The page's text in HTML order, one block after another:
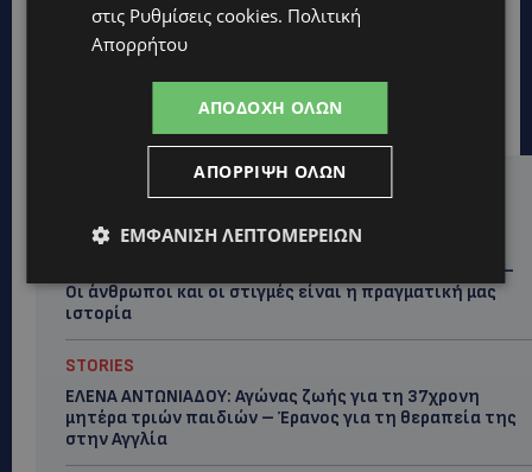
Hot this week
STORIES
ΓΕΝΕΘΛΙΟΣ ΗΜΕΡΑ: Η ηλικία είναι μόνο ένας αριθμός –
Οι άνθρωποι και οι στιγμές είναι η πραγματική μας
ιστορία
STORIES
ΕΛΕΝΑ ΑΝΤΩΝΙΑΔΟΥ: Αγώνας ζωής για τη 37χρονη
μητέρα τριών παιδιών – Έρανος για τη θεραπεία της
στην Αγγλία
στις Ρυθμίσεις cookies. Πολιτική
Απορρήτου
ΑΠΟΔΟΧΉ ΌΛΩΝ
ΑΠΌΡΡΙΨΗ ΌΛΩΝ
ΕΜΦΆΝΙΣΗ ΛΕΠΤΟΜΕΡΕΙΏΝ